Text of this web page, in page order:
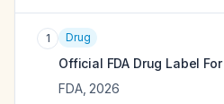
1 Drug
Official FDA Drug Label For
FDA, 2026